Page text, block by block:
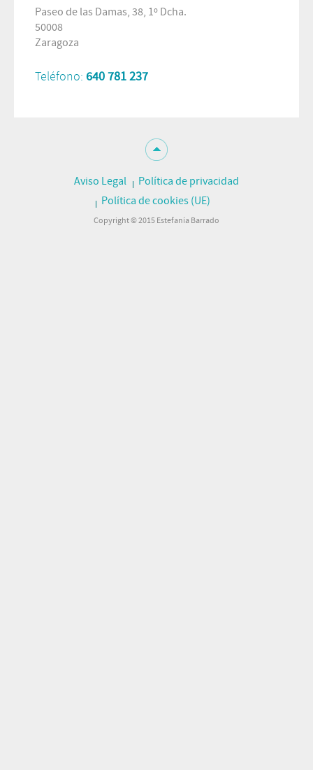
Paseo de las Damas, 38, 1º Dcha.
50008
Zaragoza
Teléfono: 640 781 237
Aviso Legal
Política de privacidad
Política de cookies (UE)
Copyright © 2015 Estefanía Barrado